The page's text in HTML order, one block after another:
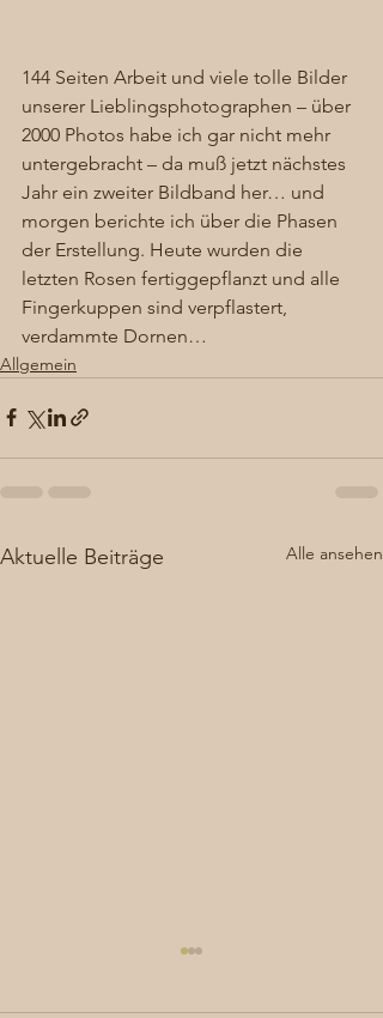
144 Seiten Arbeit und viele tolle Bilder
unserer Lieblingsphotographen – über
2000 Photos habe ich gar nicht mehr
untergebracht – da muß jetzt nächstes
Jahr ein zweiter Bildband her… und
morgen berichte ich über die Phasen
der Erstellung. Heute wurden die
letzten Rosen fertiggepflanzt und alle
Fingerkuppen sind verpflastert,
verdammte Dornen…
Allgemein
Aktuelle Beiträge Alle ansehen